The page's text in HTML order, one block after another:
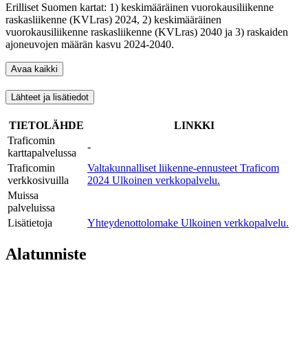
Erilliset Suomen kartat: 1) keskimääräinen vuorokausiliikenne
raskasliikenne (KVLras) 2024, 2) keskimääräinen
vuorokausiliikenne raskasliikenne (KVLras) 2040 ja 3) raskaiden
ajoneuvojen määrän kasvu 2024-2040.
Avaa kaikki
Lähteet ja lisätiedot
TIETOLÄHDE
LINKKI
Traficomin
karttapalvelussa
-
Traficomin
verkkosivuilla
Valtakunnalliset liikenne-ennusteet Traficom
2024 Ulkoinen verkkopalvelu.
Muissa
palveluissa
Lisätietoja
Yhteydenottolomake Ulkoinen verkkopalvelu.
Alatunniste